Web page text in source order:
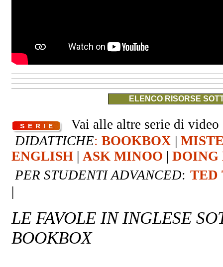
ELENCO RISORSE
Vai alle altre serie di
DIDATTICHE: BOOKBOX |
ENGLISH | ASK MINOO | DOING
PER STUDENTI ADVANCED: TED
|
LE FAVOLE IN INGLESE
BOOKBOX